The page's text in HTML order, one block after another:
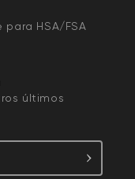
para HSA/FSA
últimos